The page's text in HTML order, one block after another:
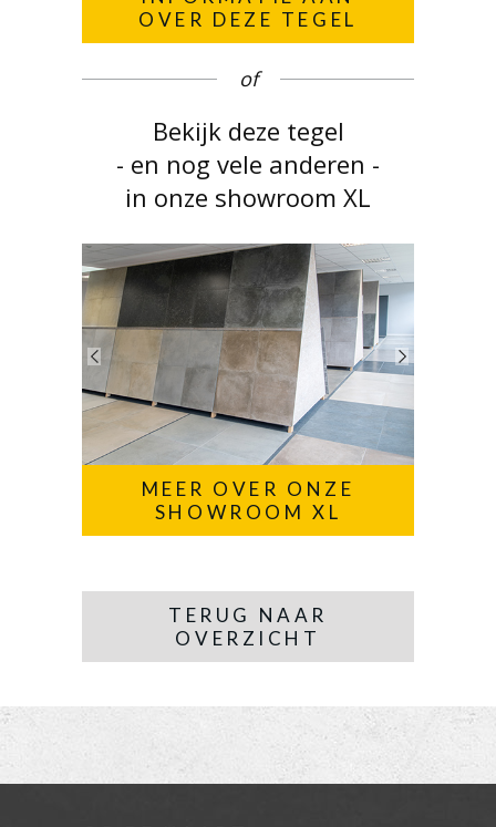
OVER DEZE TEGEL
of
Bekijk deze tegel
- en nog vele anderen -
in onze showroom XL
MEER OVER ONZE
SHOWROOM XL
TERUG NAAR
OVERZICHT